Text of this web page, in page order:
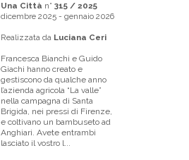
Una Città n° 315 / 2025
dicembre 2025 - gennaio 2026
Realizzata da Luciana Ceri
Francesca Bianchi e Guido
Giachi hanno creato e
gestiscono da qualche anno
l’azienda agricola “La valle”
nella campagna di Santa
Brigida, nei pressi di Firenze,
e coltivano un bambuseto ad
Anghiari. Avete entrambi
lasciato il vostro l...